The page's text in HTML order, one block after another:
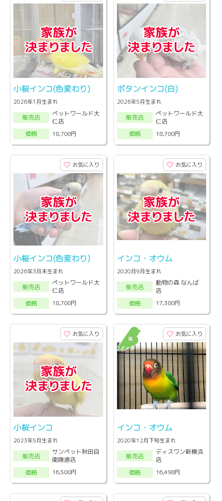
小桜インコ(色変わり)
2026年1月生まれ
販売店
ペットワールド大
仁店
価格
18,700円
ボタンインコ(白)
2026年5月生まれ
販売店
ペットワールド大
仁店
価格
18,700円
お気に入り
小桜インコ(色変わり)
2026年3月末生まれ
販売店
ペットワールド大
仁店
価格
18,700円
お気に入り
インコ・オウム
2020月9月生まれ
販売店
動物の森 なんば
店
価格
17,380円
お気に入り
小桜インコ
2023年5月生まれ
販売店
サンペット秋田自
衛隊通店
価格
16,500円
お気に入り
インコ・オウム
2020年12月下旬生まれ
販売店
ディスワン新横浜
店
価格
16,498円